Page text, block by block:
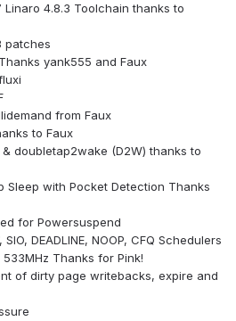
Linaro 4.8.3 Toolchain thanks to
patches
yank555 and Faux
from Faux
to Faux
doubletap2wake (D2W) thanks to
Sleep with Pocket Detection Thanks
for Powersuspend
SIO, DEADLINE, NOOP, CFQ Schedulers
Thanks for Pink!
of dirty page writebacks, expire and